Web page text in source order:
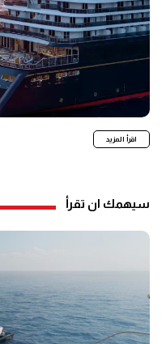
اقرأ المزيد
سيهمك ان تقرأ